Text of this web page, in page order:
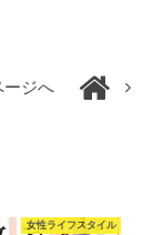
ージへ
女性ライフスタイル